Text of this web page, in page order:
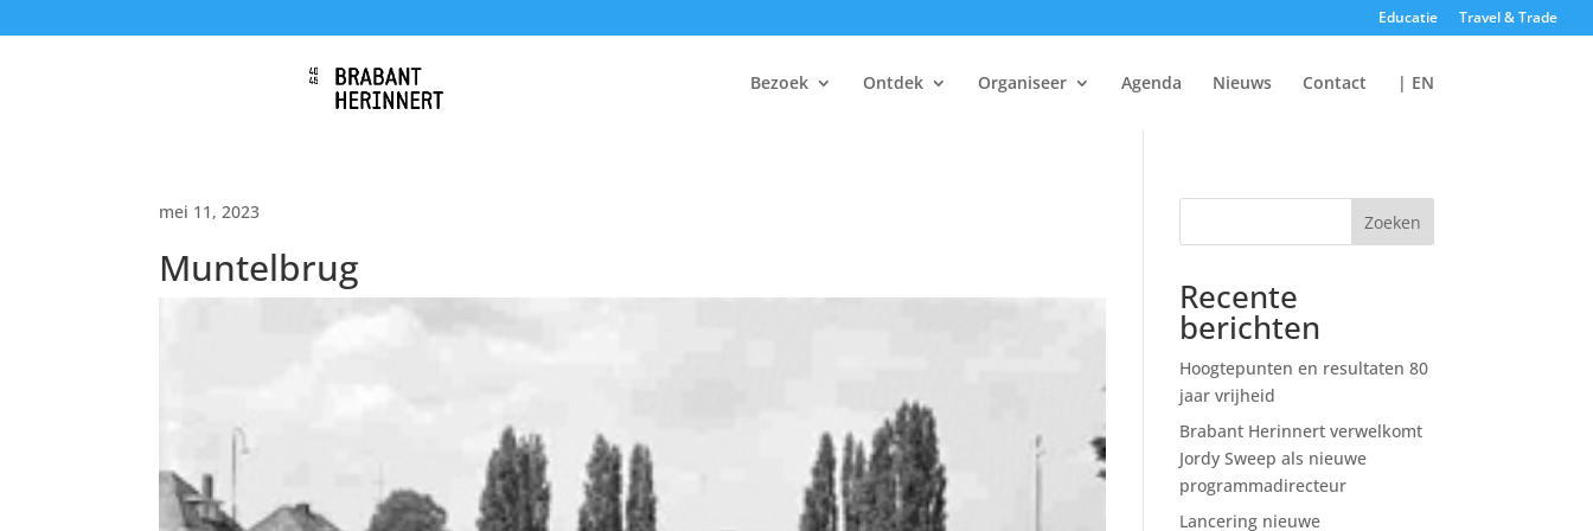
Educatie Travel & Trade
Bezoek Ontdek Organiseer Agenda Nieuws Contact | EN
mei 11, 2023
Muntelbrug
Zoeken
Recente
berichten
Hoogtepunten en resultaten 80
jaar vrijheid
Brabant Herinnert verwelkomt
Jordy Sweep als nieuwe
programmadirecteur
Lancering nieuwe